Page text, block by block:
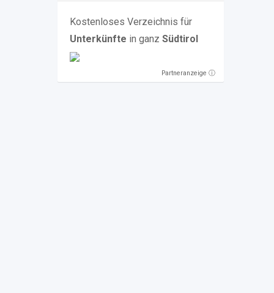
Kostenloses Verzeichnis für
Unterkünfte in ganz Südtirol
Partneranzeige ⓘ